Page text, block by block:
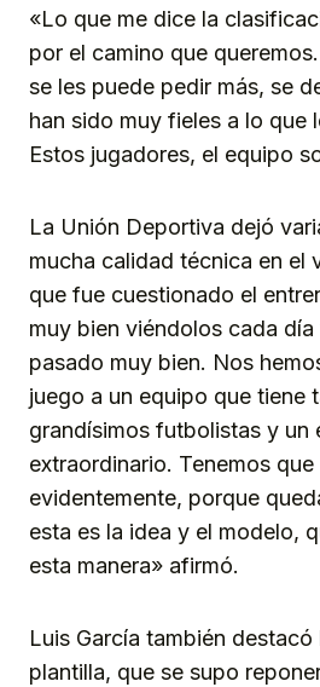
«Lo que me dice la
por el camino que
se les puede pedir más, se
han sido muy fieles a lo que
Estos jugadores, el equipo
La Unión Deportiva dejó
mucha calidad técnica en el
que fue cuestionado el
muy bien viéndolos cada
pasado muy bien. Nos
juego a un equipo que tiene
grandísimos futbolistas y un
extraordinario. Tenemos
evidentemente, porque
esta es la idea y el modelo,
esta manera» afirmó.
Luis García también
plantilla, que se supo